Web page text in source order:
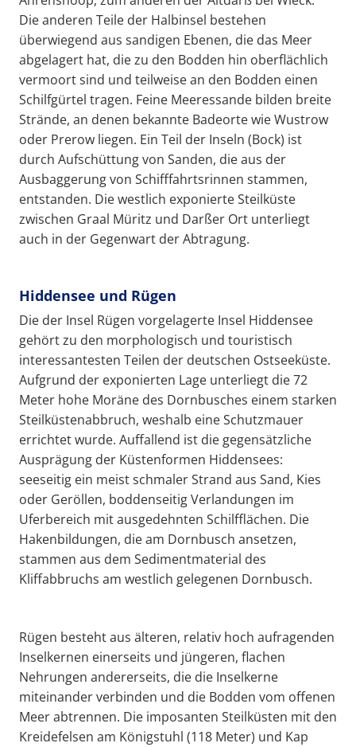
Die anderen Teile der Halbinsel bestehen
überwiegend aus sandigen Ebenen, die das Meer
abgelagert hat, die zu den Bodden hin oberflächlich
vermoort sind und teilweise an den Bodden einen
Schilfgürtel tragen. Feine Meeressande bilden breite
Strände, an denen bekannte Badeorte wie Wustrow
oder Prerow liegen. Ein Teil der Inseln (Bock) ist
durch Aufschüttung von Sanden, die aus der
Ausbaggerung von Schifffahrtsrinnen stammen,
entstanden. Die westlich exponierte Steilküste
zwischen Graal Müritz und Darßer Ort unterliegt
auch in der Gegenwart der Abtragung.
Hiddensee und Rügen
Die der Insel Rügen vorgelagerte Insel Hiddensee
gehört zu den morphologisch und touristisch
interessantesten Teilen der deutschen Ostseeküste.
Aufgrund der exponierten Lage unterliegt die 72
Meter hohe Moräne des Dornbusches einem starken
Steilküstenabbruch, weshalb eine Schutzmauer
errichtet wurde. Auffallend ist die gegensätzliche
Ausprägung der Küstenformen Hiddensees:
seeseitig ein meist schmaler Strand aus Sand, Kies
oder Geröllen, boddenseitig Verlandungen im
Uferbereich mit ausgedehnten Schilfflächen. Die
Hakenbildungen, die am Dornbusch ansetzen,
stammen aus dem Sedimentmaterial des
Kliffabbruchs am westlich gelegenen Dornbusch.
Rügen besteht aus älteren, relativ hoch aufragenden
Inselkernen einerseits und jüngeren, flachen
Nehrungen andererseits, die die Inselkerne
miteinander verbinden und die Bodden vom offenen
Meer abtrennen. Die imposanten Steilküsten mit den
Kreidefelsen am Königstuhl (118 Meter) und Kap